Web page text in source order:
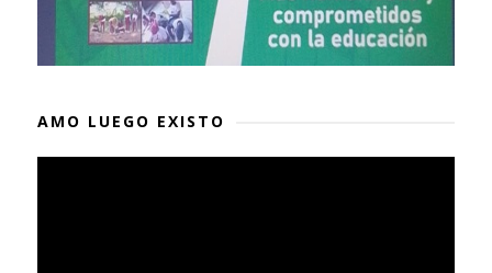
AMO LUEGO EXISTO